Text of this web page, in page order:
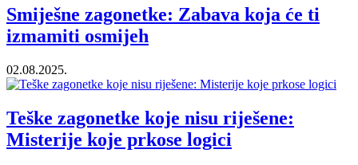
Smiješne zagonetke: Zabava koja će ti
izmamiti osmijeh
02.08.2025.
Teške zagonetke koje nisu riješene:
Misterije koje prkose logici